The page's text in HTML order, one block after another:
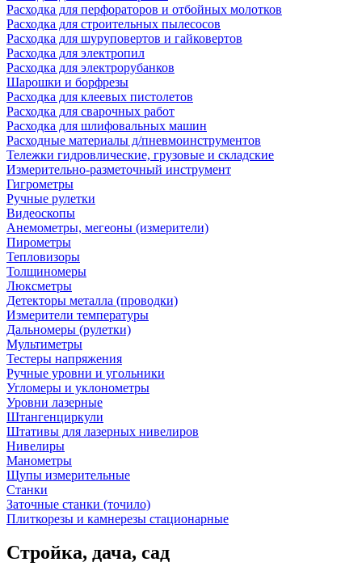
Расходка для перфораторов и отбойных молотков
Расходка для строительных пылесоcов
Расходка для шуруповертов и гайковертов
Расходка для электропил
Расходка для электрорубанков
Шарошки и борфрезы
Расходка для клеевых пистолетов
Расходка для сварочных работ
Расходка для шлифовальных машин
Расходные материалы д/пневмоинструментов
Тележки гидровлические, грузовые и складские
Измерительно-разметочный инструмент
Гигрометры
Ручные рулетки
Видеоскопы
Анемометры, мегеоны (измерители)
Пирометры
Тепловизоры
Толщиномеры
Люксметры
Детекторы металла (проводки)
Измерители температуры
Дальномеры (рулетки)
Мультиметры
Тестеры напряжения
Ручные уровни и угольники
Угломеры и уклонометры
Уровни лазерные
Штангенциркули
Штативы для лазерных нивелиров
Нивелиры
Манометры
Щупы измерительные
Станки
Заточные станки (точило)
Плиткорезы и камнерезы стационарные
Стройка, дача, сад